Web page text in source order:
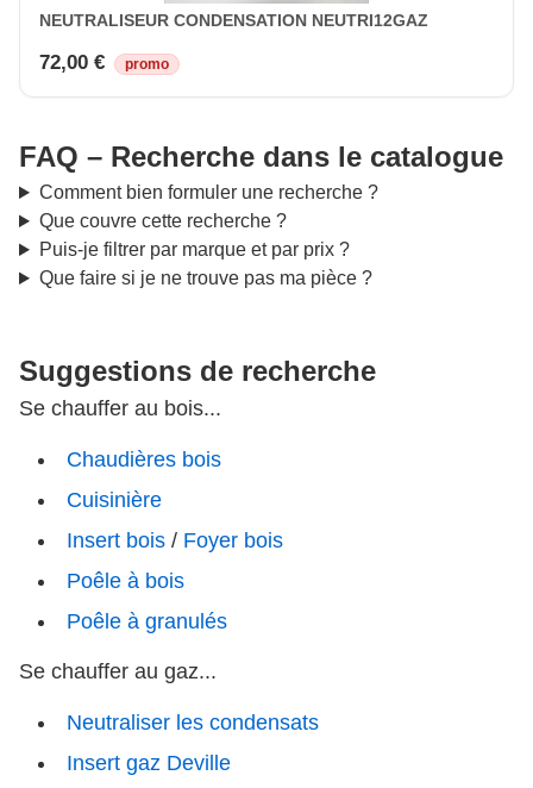
NEUTRALISEUR CONDENSATION NEUTRI12GAZ
72,00 € promo
FAQ – Recherche dans le catalogue
Comment bien formuler une recherche ?
Que couvre cette recherche ?
Puis-je filtrer par marque et par prix ?
Que faire si je ne trouve pas ma pièce ?
Suggestions de recherche
Se chauffer au bois...
Chaudières bois
Cuisinière
Insert bois/ Foyer bois
Poêle à bois
Poêle à granulés
Se chauffer au gaz...
Neutraliser les condensats
Insert gaz Deville